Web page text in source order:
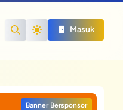
Search
Masuk
Banner Bersponsor